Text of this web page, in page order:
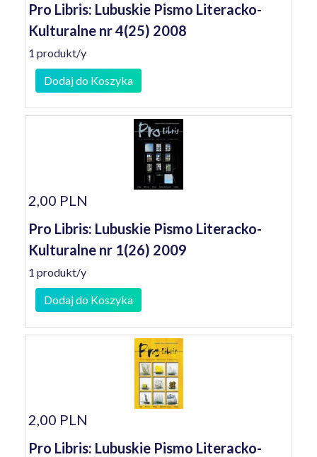
Pro Libris: Lubuskie Pismo Literacko-
Kulturalne nr 4(25) 2008
1 produkt/y
Dodaj do Koszyka
2,00 PLN
Pro Libris: Lubuskie Pismo Literacko-
Kulturalne nr 1(26) 2009
1 produkt/y
Dodaj do Koszyka
2,00 PLN
Pro Libris: Lubuskie Pismo Literacko-